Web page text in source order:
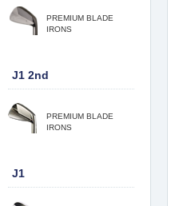
PREMIUM BLADE
IRONS
J1 2nd
PREMIUM BLADE
IRONS
J1